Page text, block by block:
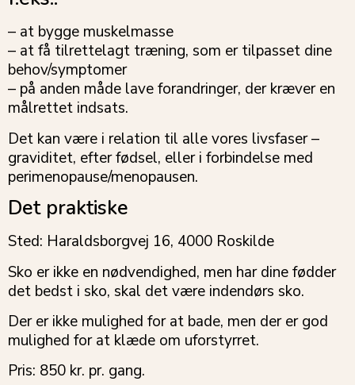
– at bygge muskelmasse
– at få tilrettelagt træning, som er tilpasset dine
behov/symptomer
– på anden måde lave forandringer, der kræver en
målrettet indsats.
Det kan være i relation til alle vores livsfaser –
graviditet, efter fødsel, eller i forbindelse med
perimenopause/menopausen.
Det praktiske
Sted: Haraldsborgvej 16, 4000 Roskilde
Sko er ikke en nødvendighed, men har dine fødder
det bedst i sko, skal det være indendørs sko.
Der er ikke mulighed for at bade, men der er god
mulighed for at klæde om uforstyrret.
Pris: 850 kr. pr. gang.